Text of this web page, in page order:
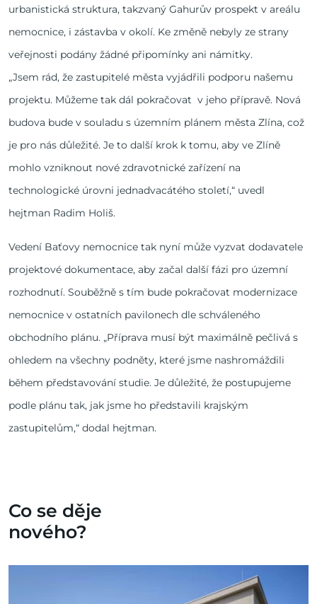
urbanistická struktura, takzvaný Gahurův prospekt v areálu
nemocnice, i zástavba v okolí. Ke změně nebyly ze strany
veřejnosti podány žádné připomínky ani námitky.
„Jsem rád, že zastupitelé města vyjádřili podporu našemu
projektu. Můžeme tak dál pokračovat v jeho přípravě. Nová
budova bude v souladu s územním plánem města Zlína, což
je pro nás důležité. Je to další krok k tomu, aby ve Zlíně
mohlo vzniknout nové zdravotnické zařízení na
technologické úrovni jednadvacátého století,“ uvedl
hejtman Radim Holiš.
Vedení Baťovy nemocnice tak nyní může vyzvat dodavatele
projektové dokumentace, aby začal další fázi pro územní
rozhodnutí. Souběžně s tím bude pokračovat modernizace
nemocnice v ostatních pavilonech dle schváleného
obchodního plánu. „Příprava musí být maximálně pečlivá s
ohledem na všechny podněty, které jsme nashromáždili
během představování studie. Je důležité, že postupujeme
podle plánu tak, jak jsme ho představili krajským
zastupitelům,“ dodal hejtman.
Co se děje
nového?